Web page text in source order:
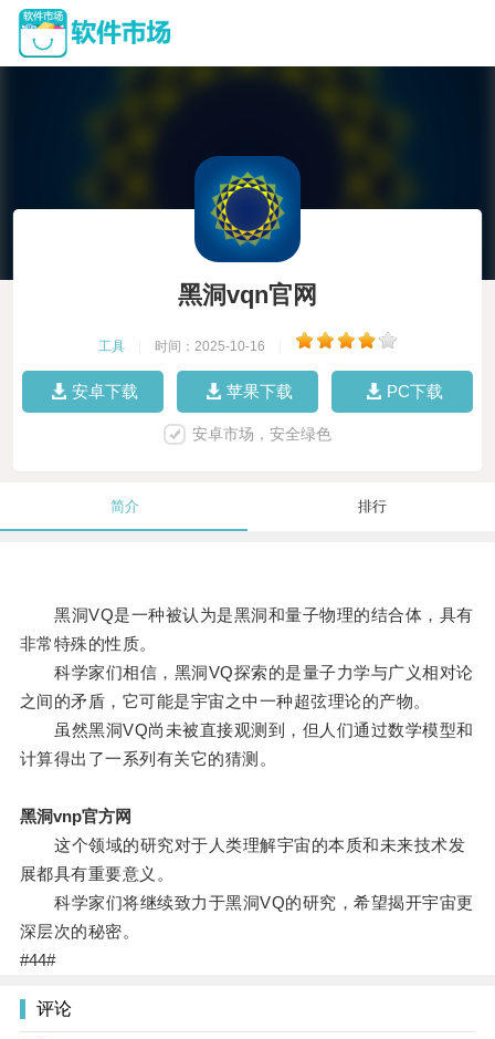
黑洞vqn官网
工具 时间：2025-10-16
安卓下载 苹果下载 PC下载
安卓市场，安全绿色
简介 排行
黑洞VQ是一种被认为是黑洞和量子物理的结合体，具有
非常特殊的性质。
科学家们相信，黑洞VQ探索的是量子力学与广义相对论
之间的矛盾，它可能是宇宙之中一种超弦理论的产物。
虽然黑洞VQ尚未被直接观测到，但人们通过数学模型和
计算得出了一系列有关它的猜测。
黑洞vnp官方网
这个领域的研究对于人类理解宇宙的本质和未来技术发
展都具有重要意义。
科学家们将继续致力于黑洞VQ的研究，希望揭开宇宙更
深层次的秘密。
#44#
评论